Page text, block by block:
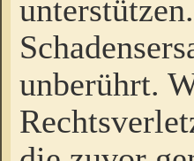
unberührt.